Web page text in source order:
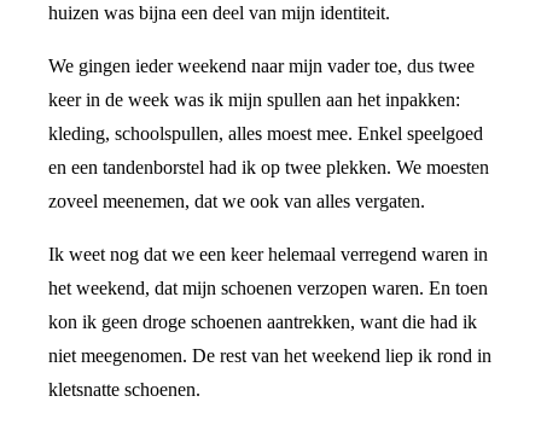
huizen was bijna een deel van mijn identiteit.
We gingen ieder weekend naar mijn vader toe, dus twee
keer in de week was ik mijn spullen aan het inpakken:
kleding, schoolspullen, alles moest mee. Enkel speelgoed
en een tandenborstel had ik op twee plekken. We moesten
zoveel meenemen, dat we ook van alles vergaten.
Ik weet nog dat we een keer helemaal verregend waren in
het weekend, dat mijn schoenen verzopen waren. En toen
kon ik geen droge schoenen aantrekken, want die had ik
niet meegenomen. De rest van het weekend liep ik rond in
kletsnatte schoenen.